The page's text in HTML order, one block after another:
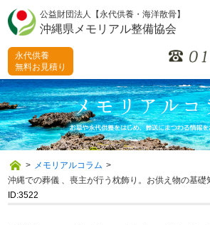
公益財団法人【永代供養・海洋散骨】
沖縄県メモリアル整備協会
永代供養
無料お見積り
> メモリアルコラム >
沖縄での葬儀 、喪主が行う枕飾り。お供え物の基礎
ID:3522